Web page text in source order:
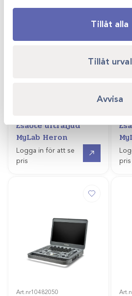
Tillåt alla
Tillåt urval
Avvisa
Esaote ultraljud
MyLab Heron
Logga in för att se
pris
pris
Art.nr10482050